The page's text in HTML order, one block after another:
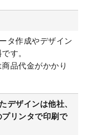
ンプレートを追加し
が作成できるようにな
デザインテンプレー
プレート
を公開いた
タ作成やデザイン
す。
品代金がかかり
デザインは他社、
リンタで印刷で